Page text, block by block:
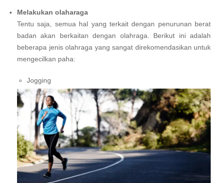
Melakukan olaharaga
Tentu saja, semua hal yang terkait dengan penurunan berat
badan akan berkaitan dengan olahraga. Berikut ini adalah
beberapa jenis olahraga yang sangat direkomendasikan untuk
mengecilkan paha:
Jogging